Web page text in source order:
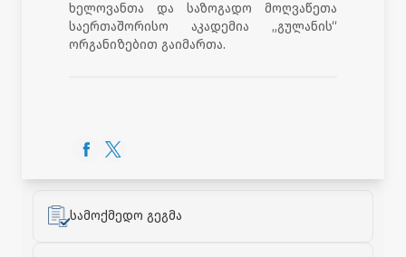
სამოქმედო გეგმა
ხელოვანთა და საზოგადო მოღვაწეთა
საერთაშორისო აკადემია „გულანის“
ორგანიზებით გაიმართა.